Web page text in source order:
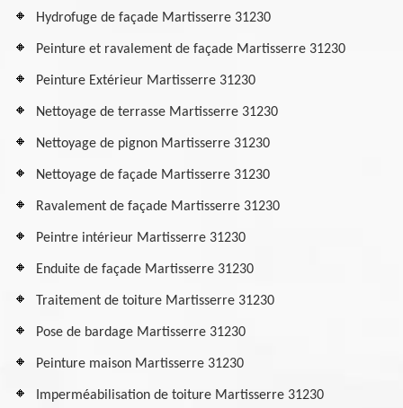
Hydrofuge de façade Martisserre 31230
Peinture et ravalement de façade Martisserre 31230
Peinture Extérieur Martisserre 31230
Nettoyage de terrasse Martisserre 31230
Nettoyage de pignon Martisserre 31230
Nettoyage de façade Martisserre 31230
Ravalement de façade Martisserre 31230
Peintre intérieur Martisserre 31230
Enduite de façade Martisserre 31230
Traitement de toiture Martisserre 31230
Pose de bardage Martisserre 31230
Peinture maison Martisserre 31230
Imperméabilisation de toiture Martisserre 31230